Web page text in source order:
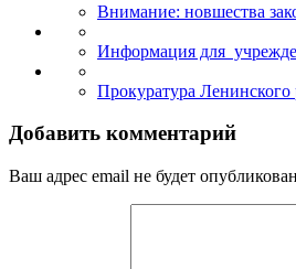
Внимание: новшества
Информация для
Прокуратура
Добавить комментарий
Ваш адрес email не будет